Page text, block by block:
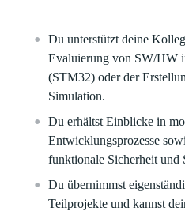
Du unterstützt deine
Evaluierung von SW/HW
(STM32) oder der
Simulation.
Du erhältst Einblicke in
Entwicklungsprozesse
funktionale Sicherheit und
Du übernimmst
Teilprojekte und kannst